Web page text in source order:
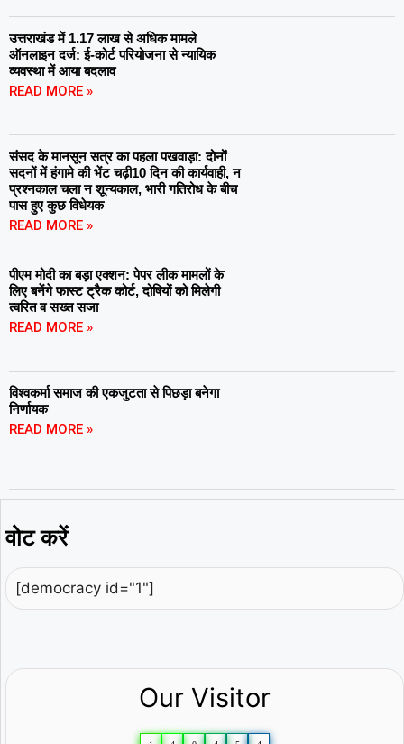
उत्तराखंड में 1.17 लाख से अधिक मामले
ऑनलाइन दर्ज: ई-कोर्ट परियोजना से न्यायिक
व्यवस्था में आया बदलाव
READ MORE »
संसद के मानसून सत्र का पहला पखवाड़ा: दोनों
सदनों में हंगामे की भेंट चढ़ी10 दिन की कार्यवाही, न
प्रश्नकाल चला न शून्यकाल, भारी गतिरोध के बीच
पास हुए कुछ विधेयक
READ MORE »
पीएम मोदी का बड़ा एक्शन: पेपर लीक मामलों के
लिए बनेंगे फास्ट ट्रैक कोर्ट, दोषियों को मिलेगी
त्वरित व सख्त सजा
READ MORE »
विश्वकर्मा समाज की एकजुटता से पिछड़ा बनेगा
निर्णायक
READ MORE »
वोट करें
[democracy id="1"]
Our Visitor